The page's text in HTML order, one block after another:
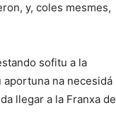
y, coles mesmes,
sofitu a la
aportuna na necesidá
llegar a la Franxa de